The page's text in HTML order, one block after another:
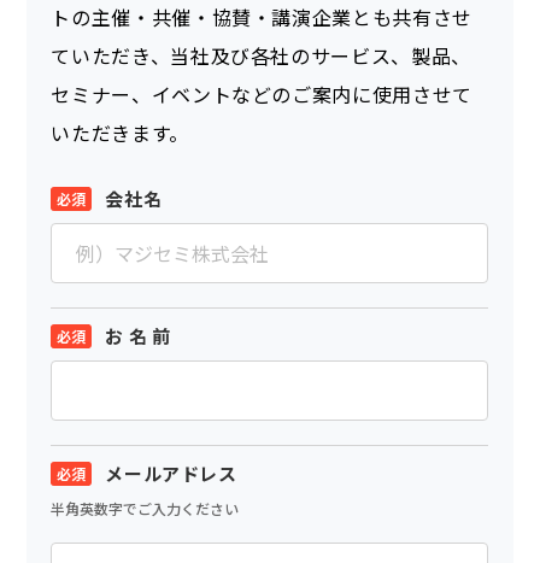
トの主催・共催・協賛・講演企業とも共有させ
ていただき、当社及び各社のサービス、製品、
セミナー、イベントなどのご案内に使用させて
いただきます。
会社名
お 名 前
メールアドレス
半角英数字でご入力ください